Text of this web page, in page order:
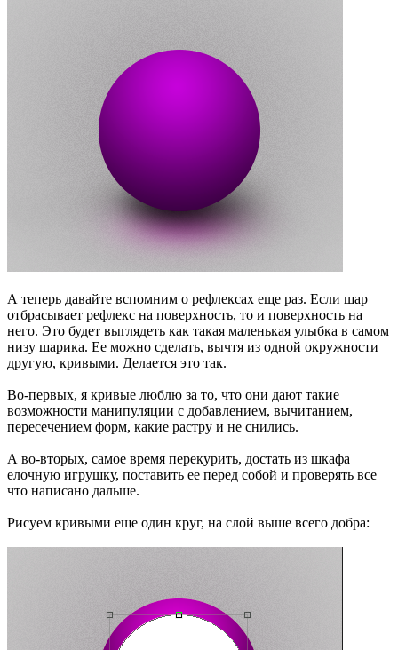
А теперь давайте вспомним о рефлексах еще раз. Если шар
отбрасывает рефлекс на поверхность, то и поверхность на
него. Это будет выглядеть как такая маленькая улыбка в самом
низу шарика. Ее можно сделать, вычтя из одной окружности
другую, кривыми. Делается это так.
Во-первых, я кривые люблю за то, что они дают такие
возможности манипуляции с добавлением, вычитанием,
пересечением форм, какие растру и не снились.
А во-вторых, самое время перекурить, достать из шкафа
елочную игрушку, поставить ее перед собой и проверять все
что написано дальше.
Рисуем кривыми еще один круг, на слой выше всего добра: